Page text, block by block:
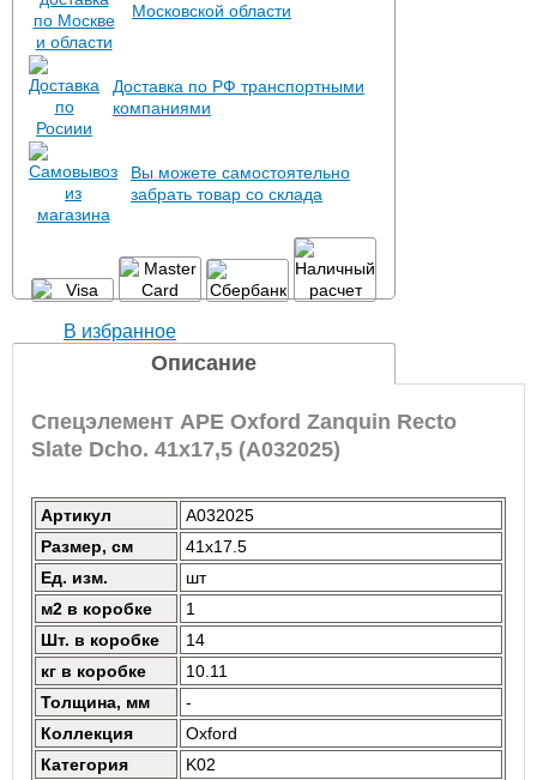
Московской области
Доставка по РФ транспортными
компаниями
Вы можете самостоятельно
забрать товар со склада
В избранное
Описание
Спецэлемент APE Oxford Zanquin Recto
Slate Dcho. 41x17,5 (A032025)
Артикул
A032025
Размер, см
41x17.5
Ед. изм.
шт
м2 в коробке
1
Шт. в коробке
14
кг в коробке
10.11
Толщина, мм
-
Коллекция
Oxford
Категория
K02